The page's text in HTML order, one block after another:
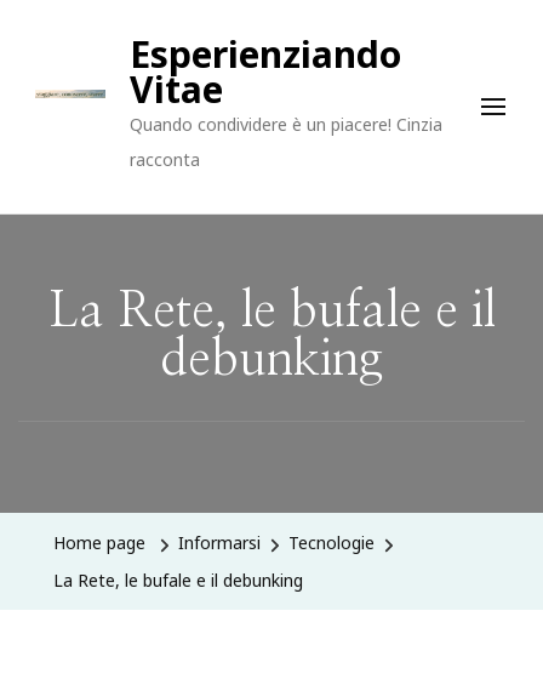
Esperienziando
Vitae
Quando condividere è un piacere! Cinzia
racconta
La Rete, le bufale e il
debunking
Home page Informarsi
Tecnologie
La Rete, le bufale e il debunking